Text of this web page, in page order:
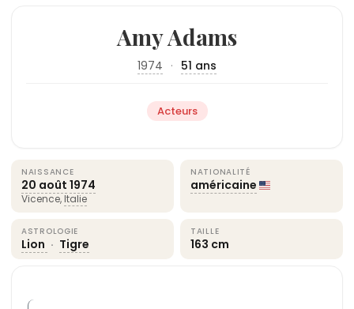
Amy Adams
1974 · 51 ans
Acteurs
NAISSANCE
20 août 1974
Vicence, Italie
NATIONALITÉ
américaine
ASTROLOGIE
Lion · Tigre
TAILLE
163 cm